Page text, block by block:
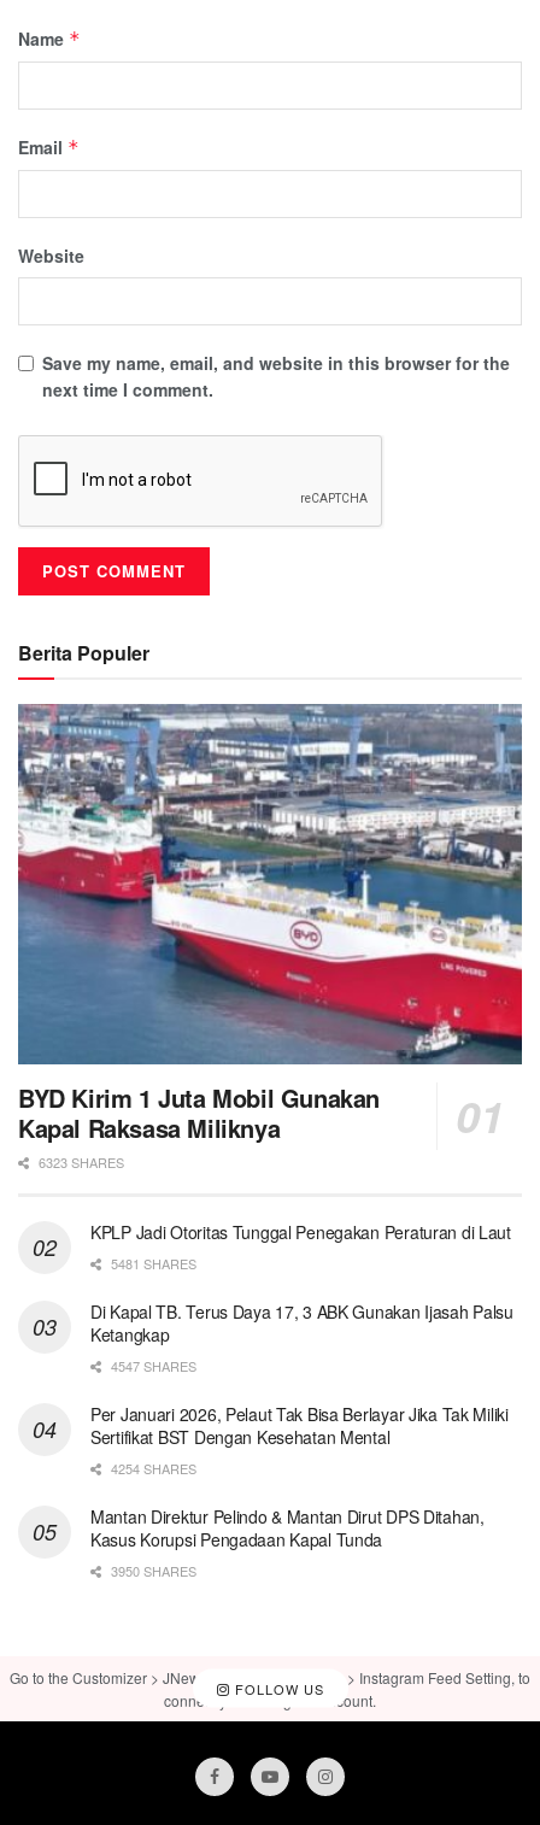
Name *
Email *
Website
Save my name, email, and website in this browser for the
next time I comment.
Berita Populer
BYD Kirim 1 Juta Mobil Gunakan
Kapal Raksasa Miliknya
6323 SHARES
KPLP Jadi Otoritas Tunggal Penegakan Peraturan di Laut
5481 SHARES
Di Kapal TB. Terus Daya 17, 3 ABK Gunakan Ijasah Palsu
Ketangkap
4547 SHARES
Per Januari 2026, Pelaut Tak Bisa Berlayar Jika Tak Miliki
Sertifikat BST Dengan Kesehatan Mental
4254 SHARES
Mantan Direktur Pelindo & Mantan Dirut DPS Ditahan,
Kasus Korupsi Pengadaan Kapal Tunda
3950 SHARES
FOLLOW US
Go to the Customizer > JNews : Social, Like & View > Instagram Feed Setting, to
connect your Instagram account.